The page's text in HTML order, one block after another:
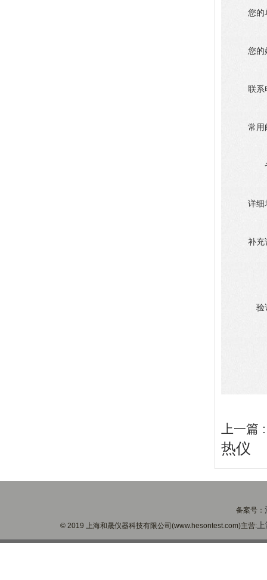
您的
您的
联系
常用
详细
补充
验
上一篇
热仪
备案号：
© 2019 上海和晟仪器科技有限公司(www.hesontest.com)主营:上